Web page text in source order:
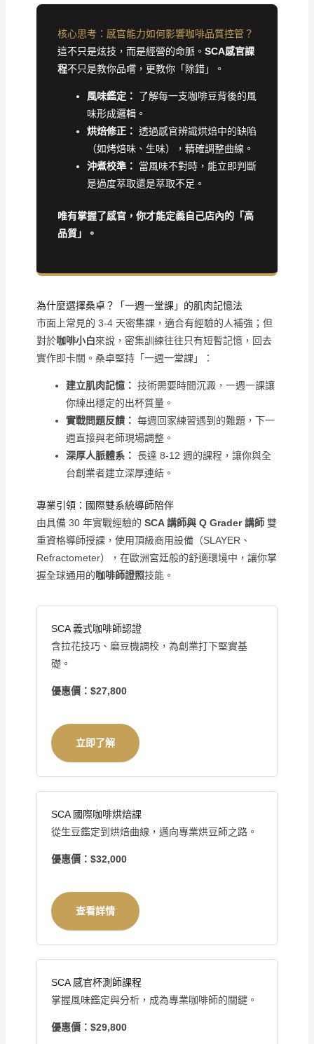
核心思考：感官能力如何影響咖啡品質控管？
這不只是炫技，而是經營的命脈。 SCA感官課
程不只是教你品嚐，更教你「除錯」。
風味鑑定：
了解每一支咖啡豆背後的風
味形成邏輯。
烘焙修正： 透過感官辨識烘焙中的缺陷
（如烤焙味、生味），精確調整曲線。
沖煮校準：
當風味不對時，能立即判斷
是過度萃取還是萃取不足。
唯有掌握了感官，你才能定義自己店內的「高
品質」。
為什麼選擇桑卓？「一週一堂課」的肌肉記憶法
市面上常見的 3-4 天密集課，適合有經驗的人補強；但
對於咖啡小白來說，密集訓練往往只有短暫記憶，回去
實作即卡關。桑卓堅持「一週一堂課」：
建立肌肉記憶： 技術需要時間沉澱，一週一課讓
你練出穩定的出杯質量。
實戰問題反饋： 每週回家練習遇到的難題，下一
週直接與老師現場調整。
深厚人脈體系： 長達 8-12 週的課程，讓你與全
台創業者建立深厚連結。
專業引領：國際雙系統導師陪伴
由具備 30 年實戰經驗的 SCA 講師與 Q Grader 講師雙
重資格導師授課，使用頂級商用設備（SLAYER、
Refractometer），在歐洲宮廷般的舒適環境中，讓你掌
握全球通用的咖啡師證照技能。
SCA 義式咖啡師認證
含拉花技巧、磨豆機調校，為創業打下堅實基
礎。
優惠價：$27,800
立即了解
SCA 國際咖啡烘焙課
從生豆鑑定到烘焙曲線，邁向專業烘豆師之路。
優惠價：$32,000
查看詳情
SCA 感官杯測師課程
掌握風味鑑定與分析，成為專業咖啡師的關鍵。
優惠價：$29,800